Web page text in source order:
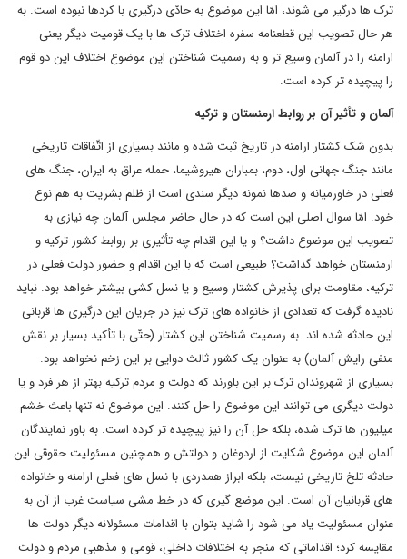
ترک ها درگیر می شوند، امّا این موضوع به حادّی درگیری با کردها نبوده است. به
هر حال تصویب این قطعنامه سفره اختلاف ترک ها با یک قومیت دیگر یعنی
ارامنه را در آلمان وسیع تر و به رسمیت شناختن این موضوع اختلاف این دو قوم
را پیچیده تر کرده است.
آلمان و تأثیر آن بر روابط ارمنستان و ترکیه
بدون شک کشتار ارامنه در تاریخ ثبت شده و مانند بسیاری از اتّفاقات تاریخی
مانند جنگ جهانی اول، دوم، بمباران هیروشیما، حمله عراق به ایران، جنگ های
فعلی در خاورمیانه و صدها نمونه دیگر سندی است از ظلم بشریت به هم نوع
خود. امّا سوال اصلی این است که در حال حاضر مجلس آلمان چه نیازی به
تصویب این موضوع داشت؟ و یا این اقدام چه تأثیری بر روابط کشور ترکیه و
ارمنستان خواهد گذاشت؟ طبیعی است که با این اقدام و حضور دولت فعلی در
ترکیه، مقاومت برای پذیرش کشتار وسیع و یا نسل کشی بیشتر خواهد بود. نباید
نادیده گرفت که تعدادی از خانواده های ترک نیز در جریان این درگیری ها قربانی
این حادثه شده اند. به رسمیت شناختن این کشتار (حتّی با تأکید بسیار بر نقش
منفی رایش آلمان) به عنوان یک کشور ثالث دوایی بر این زخم نخواهد بود.
بسیاری از شهروندان ترک بر این باورند که دولت و مردم ترکیه بهتر از هر فرد و یا
دولت دیگری می توانند این موضوع را حل کنند. این موضوع نه تنها باعث خشم
میلیون ها ترک شده، بلکه حل آن را نیز پیچیده تر کرده است. به باور نمایندگان
آلمان این موضوع شکایت از اردوغان و دولتش و همچنین مسئولیت حقوقی این
حادثه تلخ تاریخی نیست، بلکه ابراز همدردی با نسل های فعلی ارامنه و خانواده
های قربانیان آن است. این موضع گیری که در خط مشی سیاست غرب از آن به
عنوان مسئولیت یاد می شود را شاید بتوان با اقدامات مسئولانه دیگر دولت ها
مقایسه کرد؛ اقداماتی که منجر به اختلافات داخلی، قومی و مذهبی مردم و دولت